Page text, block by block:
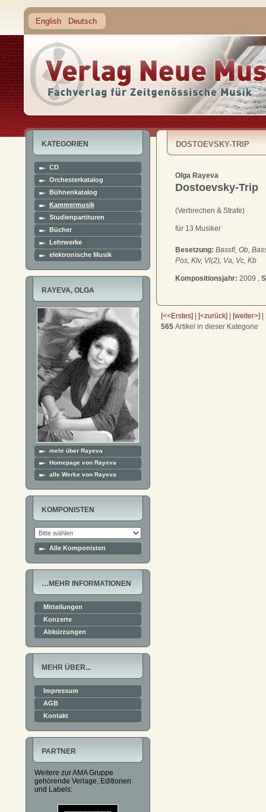
English Deutsch
KATEGORIEN
CD
Orchesterkatalog
Bühnenkatalog
Kammermusik
Studienpartituren
Bücher
Lehrwerke
elektronische Musik
RAYEVA, OLGA
mehr über Rayeva
Homepage von Rayeva
alle Werke von Rayeva
KOMPONISTEN
Alle Komponisten
…MEHR INFORMATIONEN
Mitteilungen
Konzerte
Abkürzungen
MEHR ÜBER...
Impressum
AGB
Kontakt
PARTNER
Weitere zur AMA Gruppe
gehörende Verlage, Editionen
und Labels:
DOSTOEVSKY-TRIP
Olga Rayeva
Dostoevsky-Trip
(Verbrechen & Strafe)
für 13 Musiker
Besetzung: Bassfl, Ob,
Pos, Klv, Vl(2), Va, Vc, Kb
Kompositionsjahr: 2009 ,
[<<Erstes] [<zurück] [weiter>]
565 Artikel in dieser Kategorie